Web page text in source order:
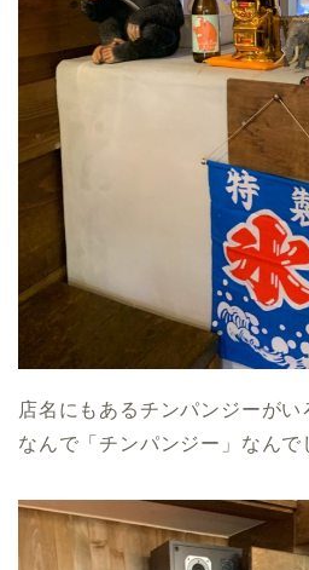
店名にもあるチンパンジーがい
なんで「チンパンジー」なんで